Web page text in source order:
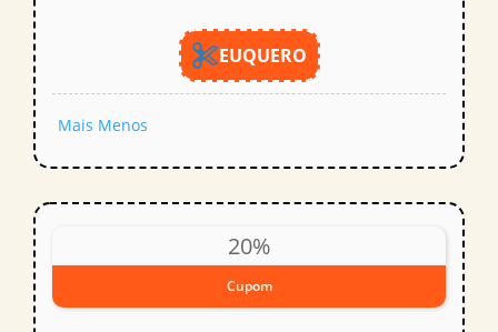
EUQUERO
Mais Menos
20%
Cupom